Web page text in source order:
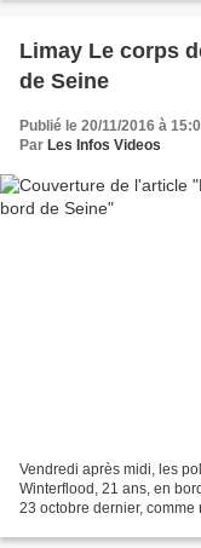
Limay Le corps
de Seine
Publié le 20/11/2016 à
Par Les Infos Videos
Vendredi après midi, les
Winterflood, 21 ans, en
23 octobre dernier,